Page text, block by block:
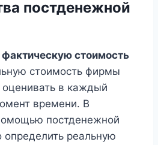
постденежной
фактическую стоимость
стоимость фирмы
в каждый
времени. В
постденежной
реальную